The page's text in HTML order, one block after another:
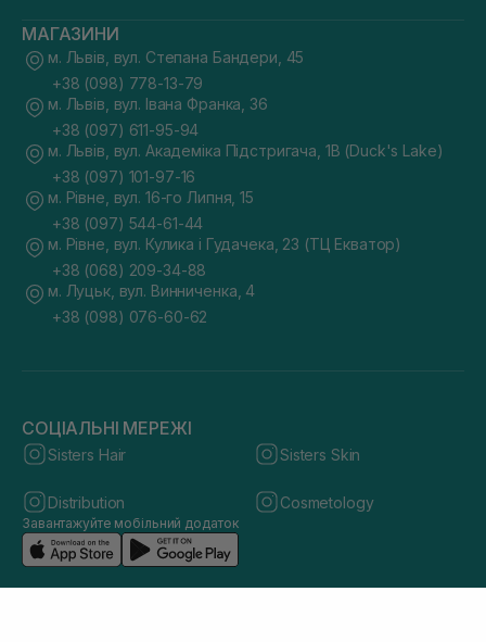
МАГАЗИНИ
м. Львів, вул. Степана Бандери, 45
+38 (098) 778-13-79
м. Львів, вул. Івана Франка, 36
+38 (097) 611-95-94
м. Львів, вул. Академіка Підстригача, 1В (Duck's Lake)
+38 (097) 101-97-16
м. Рівне, вул. 16-го Липня, 15
+38 (097) 544-61-44
м. Рівне, вул. Кулика і Гудачека, 23 (ТЦ Екватор)
+38 (068) 209-34-88
м. Луцьк, вул. Винниченка, 4
+38 (098) 076-60-62
СОЦІАЛЬНІ МЕРЕЖІ
Sisters Hair Sisters Skin
Distribution Cosmetology
Завантажуйте мобільний додаток